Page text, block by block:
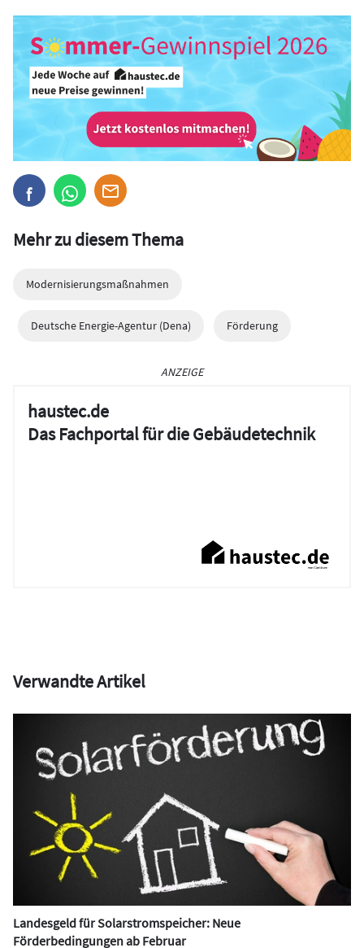
Mehr zu diesem Thema
Modernisierungsmaßnahmen
Deutsche Energie-Agentur (Dena) Förderung
ANZEIGE
haustec.de
Das Fachportal für die Gebäudetechnik
Verwandte Artikel
Landesgeld für Solarstromspeicher: Neue
Förderbedingungen ab Februar